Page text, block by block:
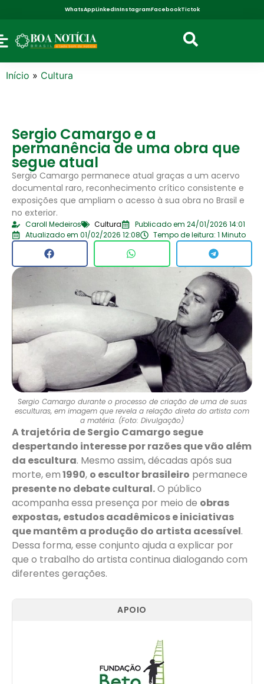
WhatsAppLinkedInInstagramFacebookTictok
Início » Cultura
Sergio Camargo e a
permanência de uma obra que
segue atual
Sergio Camargo permanece atual graças a um acervo
documental raro, reconhecimento crítico consistente e
exposições que ampliam o acesso à sua obra no Brasil e
no exterior.
Caroll Medeiros Cultura
Publicado em 24/01/2026 14:01
Atualizado em 01/02/2026 12:08
Tempo de leitura: 1 Minuto
Sergio Camargo durante o processo de criação de uma de suas
esculturas, em imagem que revela a relação direta do artista com
a matéria. (Foto: Divulgação)
A trajetória de Sergio Camargo segue
despertando interesse por razões que vão além
da escultura. Mesmo assim, décadas após sua
morte, em1990, o escultor brasileiro permanece
presente no debate cultural.O público
acompanha essa presença por meio de obras
expostas, estudos acadêmicos e iniciativas
que mantêm a produção do artista acessível.
Dessa forma, esse conjunto ajuda a explicar por
que o trabalho do artista continua dialogando com
diferentes gerações.
APOIO